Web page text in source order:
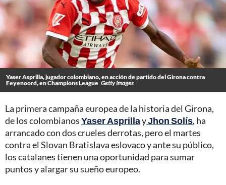
Yaser Asprilla, jugador colombiano, en acción de partido del Girona contra
Feyenoord, en Champions League Getty Images
La primera campaña europea de la historia del Girona,
de los colombianosYaser AsprillayJhon Solís, ha
arrancado con dos crueles derrotas, pero el martes
contra el Slovan Bratislava eslovaco y ante su público,
los catalanes tienen una oportunidad para sumar
puntos y alargar su sueño europeo.